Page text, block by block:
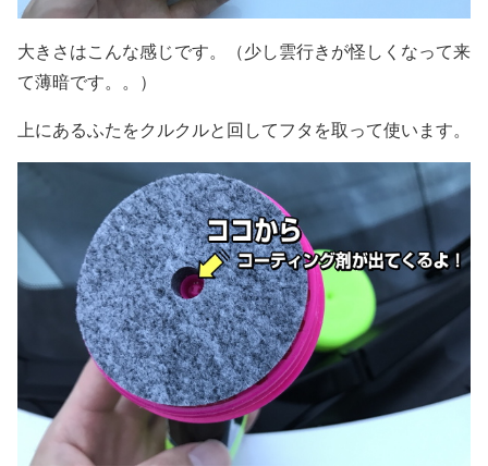
大きさはこんな感じです。（少し雲行きが怪しくなって来
て薄暗です。。）
上にあるふたをクルクルと回してフタを取って使います。